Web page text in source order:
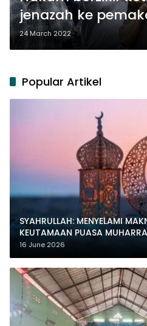
jenazah ke
24 March 2022
Popular Artikel
SYAHRULLAH: MENYELAMI
KEUTAMAAN PUASA
16 June 2026